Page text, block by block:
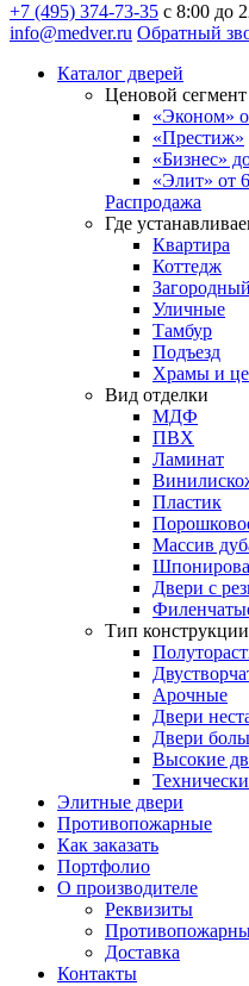
+7 (495) 374-73-35 с 8:00 до
info@medver.ru Обратный
Каталог дверей
Ценовой сегмент
«Эконом»
«Престиж»
«Бизнес»
«Элит» от
Распродажа
Где
Квартира
Коттедж
Уличные
Тамбур
Подъезд
Храмы и
Вид отделки
МДФ
ПВХ
Ламинат
Пластик
Массив
Двери с
Тип конструкции
Арочные
Двери
Двери
Высокие
Элитные двери
Противопожарные
Как заказать
Портфолио
О производителе
Реквизиты
Доставка
Контакты